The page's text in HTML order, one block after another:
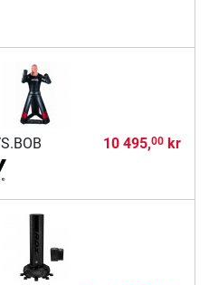
10 495,00kr